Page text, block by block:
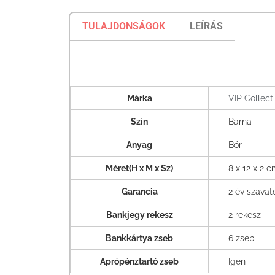
TULAJDONSÁGOK LEÍRÁS
Márka VIP
Szín Barna
Anyag Bőr
Méret(H x M x Sz) 8 x 12 x 2
Garancia 2 év
Bankjegy rekesz 2 rekesz
Bankkártya zseb 6 zseb
Aprópénztartó zseb Igen